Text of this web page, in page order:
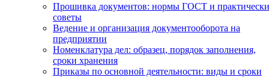
Прошивка документов: нормы ГОСТ и
советы
Ведение и организация документооборота на
предприятии
Номенклатура дел: образец, порядок заполнения,
сроки хранения
Приказы по основной деятельности: виды и сроки